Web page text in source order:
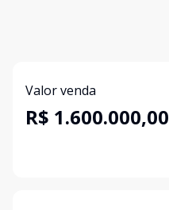
Valor venda
R$ 1.600.000,00